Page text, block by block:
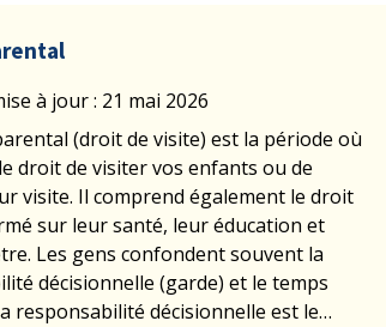
à jour : 21 mai 2026
(droit de visite) est la période où
droit de visiter vos enfants ou de
visite. Il comprend également le droit
sur leur santé, leur éducation et
Les gens confondent souvent la
décisionnelle (garde) et le temps
responsabilité décisionnelle est le…